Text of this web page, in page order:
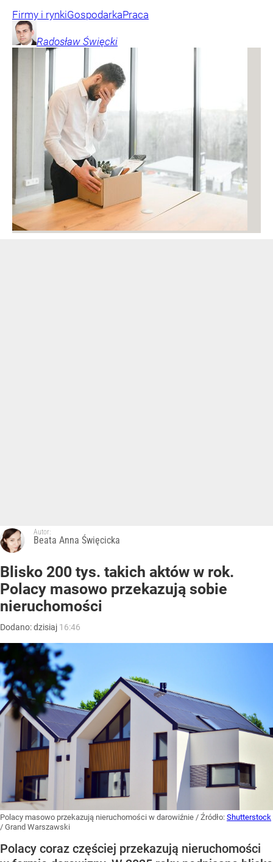
Firmy i rynkiGospodarkaPraca
Radosław Święcki
Autor:
Beata Anna Święcicka
Blisko 200 tys. takich aktów w rok.
Polacy masowo przekazują sobie
nieruchomości
Dodano:dzisiaj 16:46
Polacy masowo przekazują nieruchomości w darowiźnie / Źródło: Shutterstock
/ Grand Warszawski
Polacy coraz częściej przekazują nieruchomości